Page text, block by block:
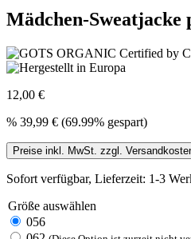
Mädchen-Sweatjacke
12,00 €
% 39,99 € (69.99% gespart)
Preise inkl. MwSt. zzgl.
Sofort verfügbar, Lieferzeit: 1-3
Größe auswählen
056